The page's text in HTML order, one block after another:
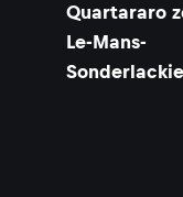
Quartararo
Le-Mans-